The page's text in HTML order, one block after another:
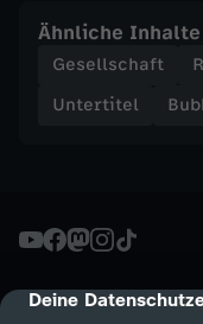
cmp-dialog-
Deine
h
t
r
Ähnliche
Gesellschaft
Untertitel